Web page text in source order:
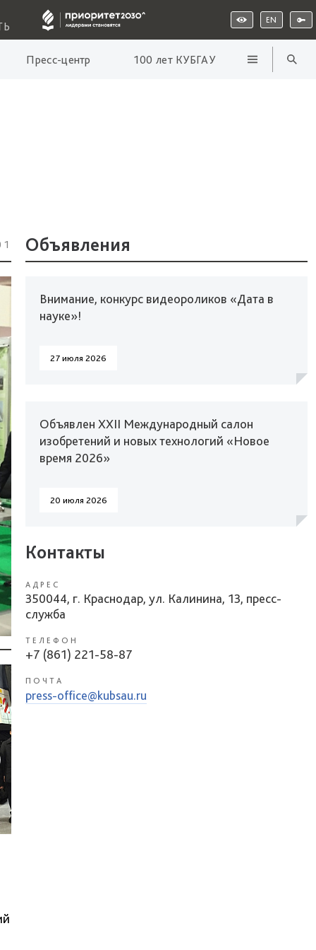
EN
Пресс-центр 100 лет КУБГАУ
Объявления
Внимание, конкурс видеороликов «Дата в
науке»!
27 июля 2026
Объявлен XXII Международный салон
изобретений и новых технологий «Новое
время 2026»
20 июля 2026
Контакты
АДРЕС
350044, г. Краснодар, ул. Калинина, 13, пресс-
служба
ТЕЛЕФОН
+7 (861) 221-58-87
ПОЧТА
press-office@kubsau.ru